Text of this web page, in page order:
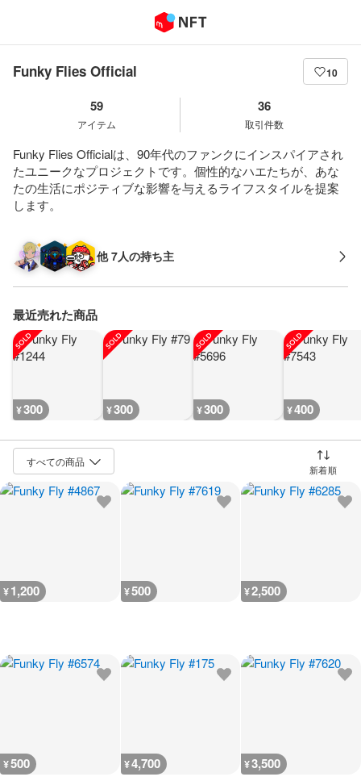
Funky Flies Official 10
59
アイテム
36
取引件数
Funky Flies Officialは、90年代のファンクにインスパイアされ
たユニークなプロジェクトです。個性的なハエたちが、あな
たの生活にポジティブな影響を与えるライフスタイルを提案
します。
他 7人の持ち主
最近売れた商品
¥300 ¥300 ¥300 ¥400
並び替え
¥1,200 ¥500 ¥2,500
¥500 ¥4,700 ¥3,500